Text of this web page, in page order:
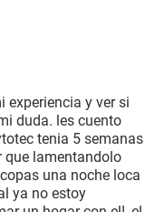
experiencia y ver si
duda. les cuento
tenia 5 semanas
que lamentandolo
una noche loca
ya no estoy